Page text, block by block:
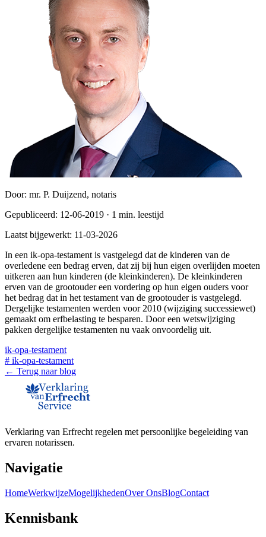
Door: mr. P. Duijzend, notaris
Gepubliceerd: 12-06-2019 · 1 min. leestijd
Laatst bijgewerkt: 11-03-2026
In een ik-opa-testament is vastgelegd dat de kinderen van de
overledene een bedrag erven, dat zij bij hun eigen overlijden moeten
uitkeren aan hun kinderen (de kleinkinderen). De kleinkinderen
erven van de grootouder een vordering op hun eigen ouders voor
het bedrag dat in het testament van de grootouder is vastgelegd.
Dergelijke testamenten werden voor 2010 (wijziging successiewet)
gemaakt om erfbelasting te besparen. Door een wetswijziging
pakken dergelijke testamenten nu vaak onvoordelig uit.
ik-opa-testament
# ik-opa-testament
← Terug naar blog
Verklaring van Erfrecht regelen met persoonlijke begeleiding van
ervaren notarissen.
Navigatie
HomeWerkwijzeMogelijkhedenOver OnsBlogContact
Kennisbank